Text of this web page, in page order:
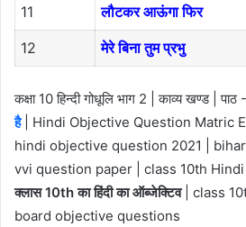
11 लौटकर आऊंगा फिर
12 मेरे बिना तुम प्रभु
कक्षा 10 हिन्दी गोधूलि भाग 2 | काव्य खण्ड | पाठ
है| Hindi Objective Question Matric
hindi objective question 2021 |
vvi question paper | class 10th Hindi
क्लास 10th का हिंदी का ऑब्जेक्टिव| class
board objective questions